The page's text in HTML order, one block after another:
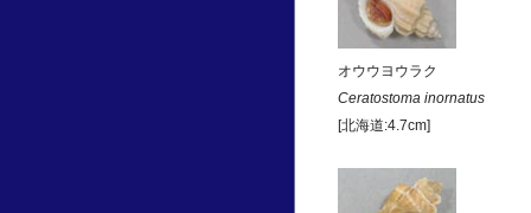
オウウヨウラク
Ceratostoma inornatus
[北海道:4.7cm]